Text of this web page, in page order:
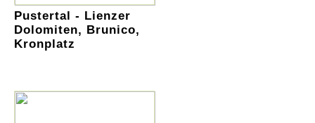
Pustertal - Lienzer
Dolomiten, Brunico,
Kronplatz